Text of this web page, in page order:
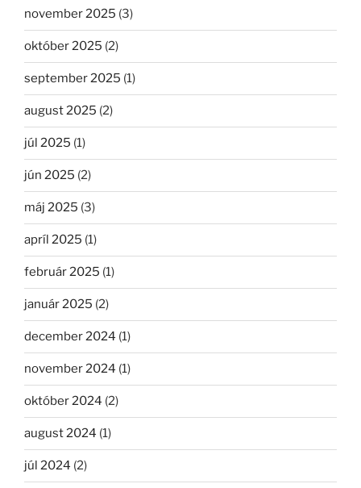
november 2025 (3)
október 2025 (2)
september 2025 (1)
august 2025 (2)
júl 2025 (1)
jún 2025 (2)
máj 2025 (3)
apríl 2025 (1)
február 2025 (1)
január 2025 (2)
december 2024 (1)
november 2024 (1)
október 2024 (2)
august 2024 (1)
júl 2024 (2)